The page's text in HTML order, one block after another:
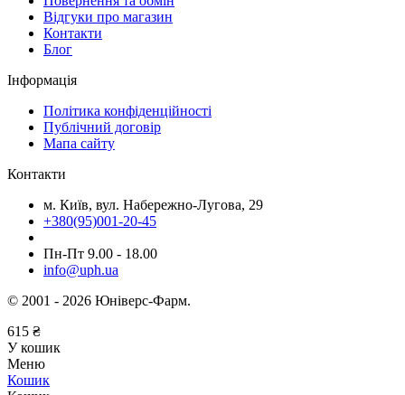
Відгуки про магазин
Контакти
Блог
Інформація
Політика конфіденційності
Публічний договір
Мапа сайту
Контакти
м. Київ, вул. Набережно-Лугова, 29
+380(95)001-20-45
Пн-Пт 9.00 - 18.00
info@uph.ua
© 2001 - 2026 Юніверс-Фарм.
615 ₴
У кошик
Меню
Кошик